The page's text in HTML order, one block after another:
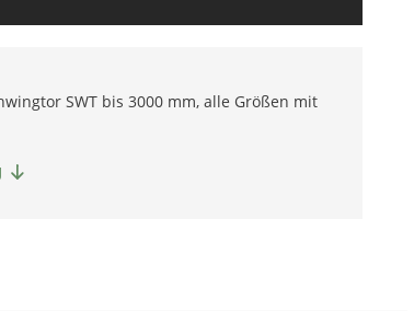
SWT bis 3000 mm, alle Größen mit